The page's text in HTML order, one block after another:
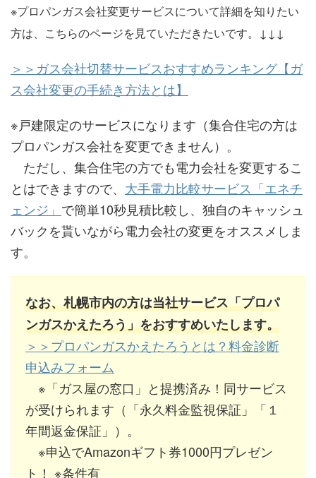
※プロパンガス会社変更サービスについて詳細を知りたい
方は、こちらのページを見ていただきたいです。↓↓↓
＞＞ガス会社切替サービスおすすめランキング【ガ
ス会社変更の手続き方法とは】
※戸建限定のサービスになります（集合住宅の方は
プロパンガス会社を変更できません）。
ただし、集合住宅の方でも電力会社を変更するこ
とはできますので、 大手電力比較サービス「エネチ
ェンジ」 で簡単10秒見積比較し、独自のキャッシュ
バックを貰いながら電力会社の変更をオススメしま
す。
なお、札幌市内の方は当社サービス「プロパ
ンガスかえたろう」をおすすめいたします。
＞＞プロパンガスかえたろうとは？料金診断
申込みフォーム
※「ガス屋の窓口」と提携済み！同サービス
が受けられます（「永久料金監視保証」「１
年間返金保証」）。
※申込でAmazonギフト券1000円プレゼン
ト！ ※条件有